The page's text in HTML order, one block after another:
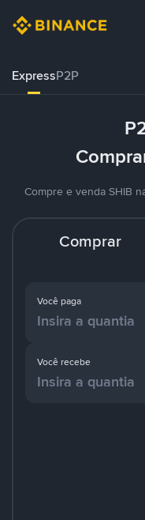
ExpressP2P
Compre e venda SHIB
Comprar
Você paga
Você recebe